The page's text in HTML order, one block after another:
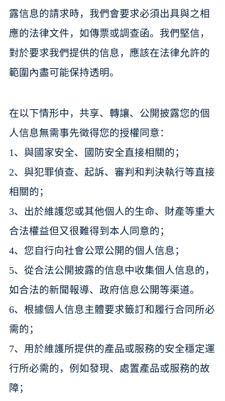
露信息的請求時，我們會要求必須出具與之相
應的法律文件，如傳票或調查函。我們堅信，
對於要求我們提供的信息，應該在法律允許的
範圍內盡可能保持透明。
在以下情形中，共享、轉讓、公開披露您的個
人信息無需事先徵得您的授權同意：
1、與國家安全、國防安全直接相關的；
2、與犯罪偵查、起訴、審判和判決執行等直接
相關的；
3、出於維護您或其他個人的生命、財產等重大
合法權益但又很難得到本人同意的；
4、您自行向社會公眾公開的個人信息；
5、從合法公開披露的信息中收集個人信息的，
如合法的新聞報導、政府信息公開等渠道。
6、根據個人信息主體要求籤訂和履行合同所必
需的；
7、用於維護所提供的產品或服務的安全穩定運
行所必需的，例如發現、處置產品或服務的故
障；